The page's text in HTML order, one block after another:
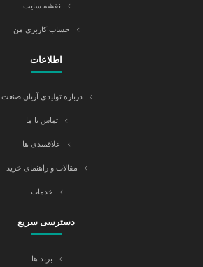
نقشه سایت
حساب کاربری من
اطلاعات
درباره تولیدی آریان صنعت
تماس با ما
علاقمندی ها
مقالات و راهنمای خرید
خدمات
دسترسی سریع
برند ها